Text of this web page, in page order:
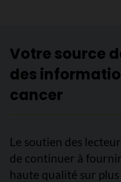
Votre source
des
cancer
Le soutien des
de continuer à
haute qualité sur